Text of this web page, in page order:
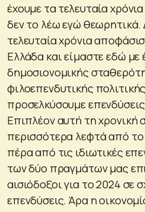
έχουμε τα τελευταία
δεν το λέω εγώ θεωρητικά.
τελευταία χρόνια
Ελλάδα και είμαστε εδώ με
δημοσιονομικής
φιλοεπενδυτικής
προσελκύσουμε
Επιπλέον αυτή τη χρονική
περισσότερα λεφτά από
πέρα από τις ιδιωτικές
των δύο πραγμάτων μας
αισιόδοξοι για το 2024 σε
επενδύσεις. Άρα η